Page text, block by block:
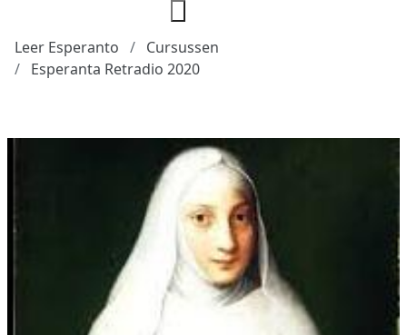
Leer Esperanto
Cursussen
Esperanta Retradio 2020